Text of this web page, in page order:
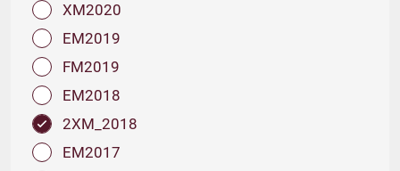
XM2020
EM2019
FM2019
EM2018
2XM_2018
EM2017